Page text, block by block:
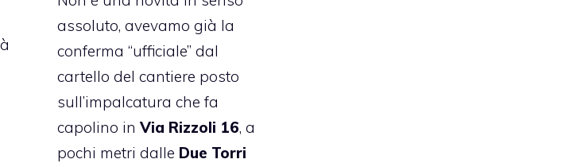
assoluto, avevamo già la
conferma “ufficiale” dal
cartello del cantiere posto
sull’impalcatura che fa
capolino inVia Rizzoli 16, a
pochi metri dalle Due Torri